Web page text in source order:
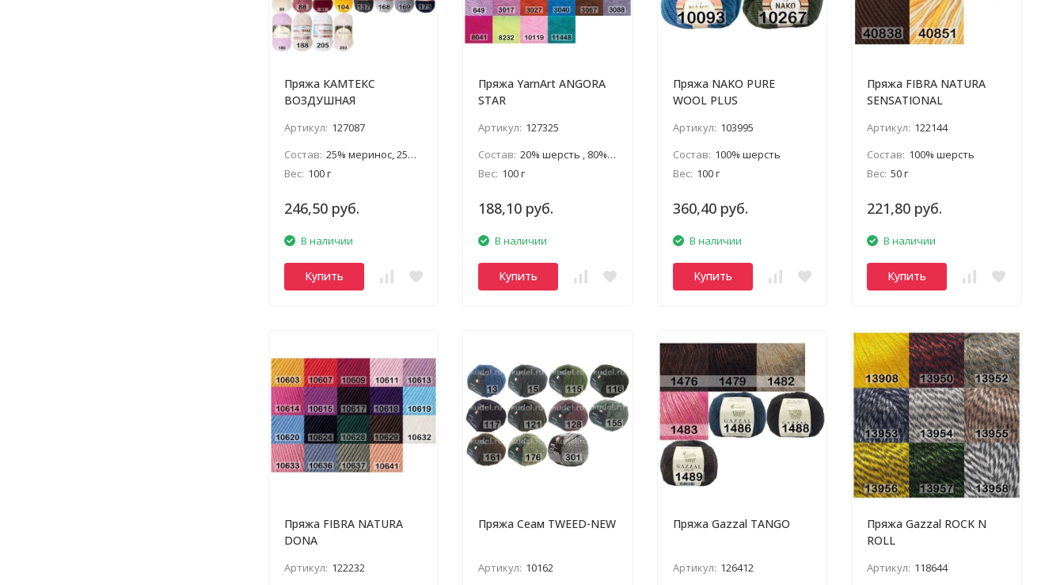
Пряжа КАМТЕКС
ВОЗДУШНАЯ
Артикул: 127087
Состав: 25% меринос, 25% шерсть, 50% акрил
Вес: 100 г
246,50 руб.
В наличии
Купить
Пряжа YarnArt ANGORA
STAR
Артикул: 127325
Состав: 20% шерсть , 80% акрил
Вес: 100 г
188,10 руб.
В наличии
Купить
Пряжа NAKO PURE
WOOL PLUS
Артикул: 103995
Состав: 100% шерсть
Вес: 100 г
360,40 руб.
В наличии
Купить
Пряжа FIBRA NATURA
SENSATIONAL
Артикул: 122144
Состав: 100% шерсть
Вес: 50 г
221,80 руб.
В наличии
Купить
Пряжа FIBRA NATURA
DONA
Артикул: 122232
Пряжа Сеам TWEED-NEW
Артикул: 10162
Пряжа Gazzal TANGO
Артикул: 126412
Пряжа Gazzal ROCK N
ROLL
Артикул: 118644